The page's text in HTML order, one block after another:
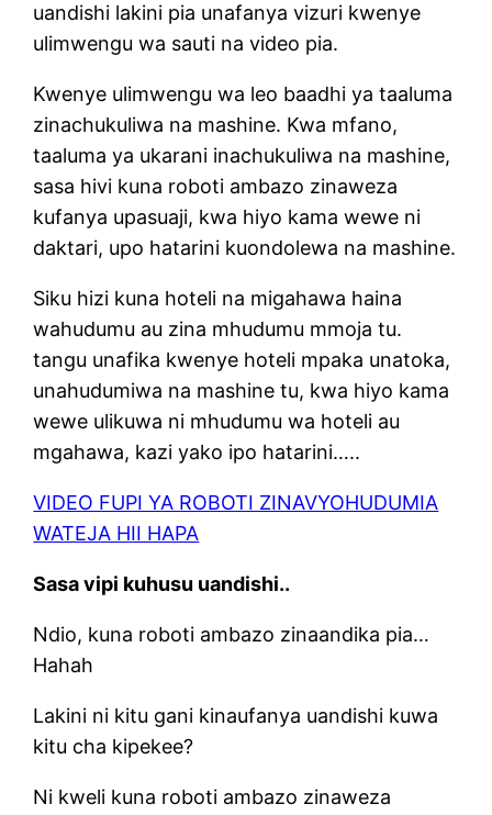
uandishi lakini pia unafanya vizuri kwenye
ulimwengu wa sauti na video pia.
Kwenye ulimwengu wa leo baadhi ya taaluma
zinachukuliwa na mashine. Kwa mfano,
taaluma ya ukarani inachukuliwa na mashine,
sasa hivi kuna roboti ambazo zinaweza
kufanya upasuaji, kwa hiyo kama wewe ni
daktari, upo hatarini kuondolewa na mashine.
Siku hizi kuna hoteli na migahawa haina
wahudumu au zina mhudumu mmoja tu.
tangu unafika kwenye hoteli mpaka unatoka,
unahudumiwa na mashine tu, kwa hiyo kama
wewe ulikuwa ni mhudumu wa hoteli au
mgahawa, kazi yako ipo hatarini…..
VIDEO FUPI YA ROBOTI ZINAVYOHUDUMIA
WATEJA HII HAPA
Sasa vipi kuhusu uandishi..
Ndio, kuna roboti ambazo zinaandika pia…
Hahah
Lakini ni kitu gani kinaufanya uandishi kuwa
kitu cha kipekee?
Ni kweli kuna roboti ambazo zinaweza